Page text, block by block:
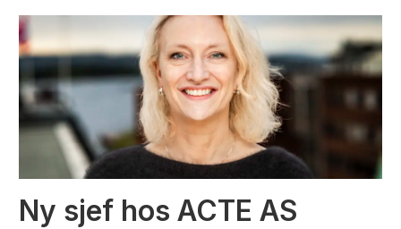
Ny sjef hos ACTE AS